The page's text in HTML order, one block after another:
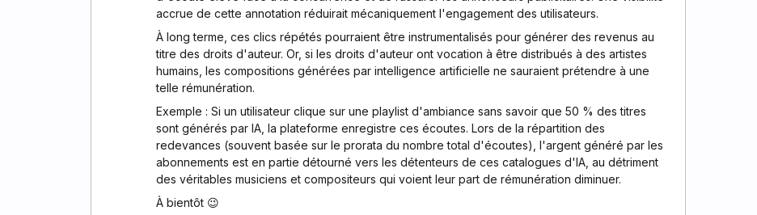
accrue de cette annotation réduirait mécaniquement l'engagement des utilisateurs.
À long terme, ces clics répétés pourraient être instrumentalisés pour générer des revenus au
titre des droits d'auteur. Or, si les droits d'auteur ont vocation à être distribués à des artistes
humains, les compositions générées par intelligence artificielle ne sauraient prétendre à une
telle rémunération.
Exemple : Si un utilisateur clique sur une playlist d'ambiance sans savoir que 50 % des titres
sont générés par IA, la plateforme enregistre ces écoutes. Lors de la répartition des
redevances (souvent basée sur le prorata du nombre total d'écoutes), l'argent généré par les
abonnements est en partie détourné vers les détenteurs de ces catalogues d'IA, au détriment
des véritables musiciens et compositeurs qui voient leur part de rémunération diminuer.
À bientôt 😉